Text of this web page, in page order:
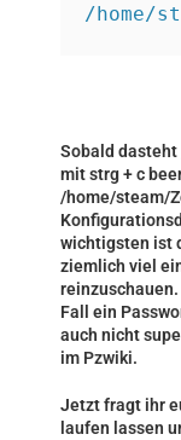
/home/
Sobald dasteht
mit strg + c
/home/steam/
wichtigsten ist
ziemlich viel
Fall ein
auch nicht
im Pzwiki.
Jetzt fragt ihr
laufen lassen